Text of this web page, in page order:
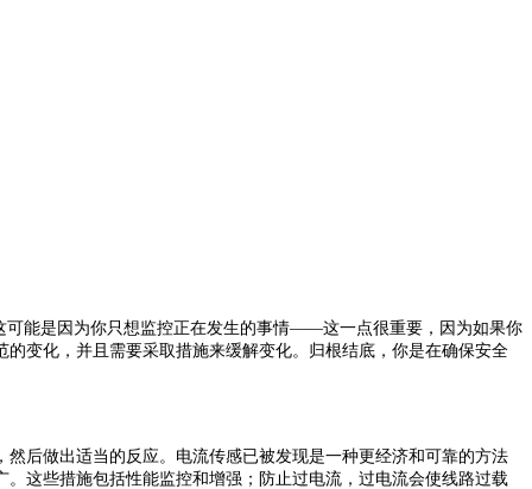
可能是因为你只想监控正在发生的事情——这一点很重要，因为如果你
变化，并且需要采取措施来缓解变化。归根结底，你是在确保安全
后做出适当的反应。电流传感已被发现是一种更经济和可靠的方法
这些措施包括性能监控和增强；防止过电流，过电流会使线路过载